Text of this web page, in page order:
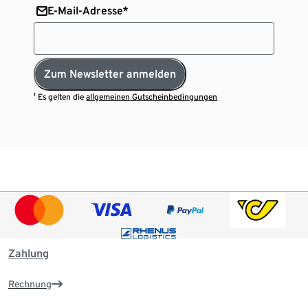
E-Mail-Adresse*
Zum Newsletter anmelden
¹ Es gelten dieallgemeinen Gutscheinbedingungen
Zahlung
Rechnung